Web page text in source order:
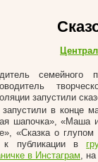
семейного
запустили
запустили в конце
шапочка», «Маша
«Сказка о
к публикации в
в Инстаграм, на